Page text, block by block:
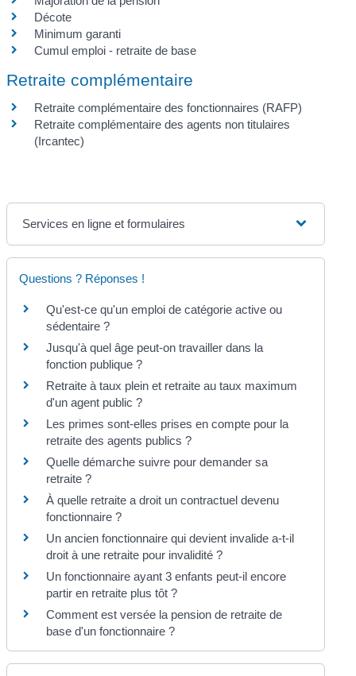
Décote
Minimum garanti
Cumul emploi - retraite de base
Retraite complémentaire
Retraite complémentaire des fonctionnaires (RAFP)
Retraite complémentaire des agents non titulaires
(Ircantec)
Services en ligne et formulaires
Questions ? Réponses !
Qu'est-ce qu'un emploi de catégorie active ou
sédentaire ?
Jusqu'à quel âge peut-on travailler dans la
fonction publique ?
Retraite à taux plein et retraite au taux maximum
d'un agent public ?
Les primes sont-elles prises en compte pour la
retraite des agents publics ?
Quelle démarche suivre pour demander sa
retraite ?
À quelle retraite a droit un contractuel devenu
fonctionnaire ?
Un ancien fonctionnaire qui devient invalide a-t-il
droit à une retraite pour invalidité ?
Un fonctionnaire ayant 3 enfants peut-il encore
partir en retraite plus tôt ?
Comment est versée la pension de retraite de
base d'un fonctionnaire ?